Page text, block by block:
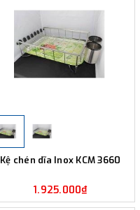
Kệ chén dĩa Inox KCM 3660
1.925.000₫